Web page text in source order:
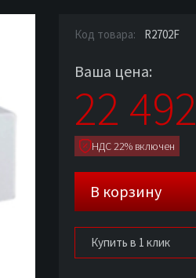
Код товара: R2702F
Ваша цена:
22 492
НДС 22% включен
В корзину
Купить в 1 клик